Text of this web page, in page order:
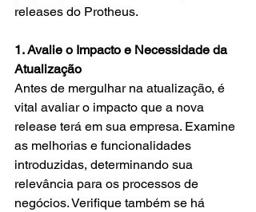
releases do Protheus.
1. Avalie o Impacto e Necessidade da
Atualização
Antes de mergulhar na atualização, é
vital avaliar o impacto que a nova
release terá em sua empresa. Examine
as melhorias e funcionalidades
introduzidas, determinando sua
relevância para os processos de
negócios. Verifique também se há